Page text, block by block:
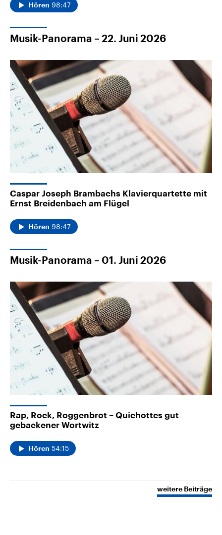
Hören 98:47
Musik-Panorama – 22. Juni 2026
Caspar Joseph Brambachs Klavierquartette mit
Ernst Breidenbach am Flügel
Hören 98:47
Musik-Panorama – 01. Juni 2026
Rap, Rock, Roggenbrot – Quichottes gut
gebackener Wortwitz
Hören 54:15
weitere Beiträge